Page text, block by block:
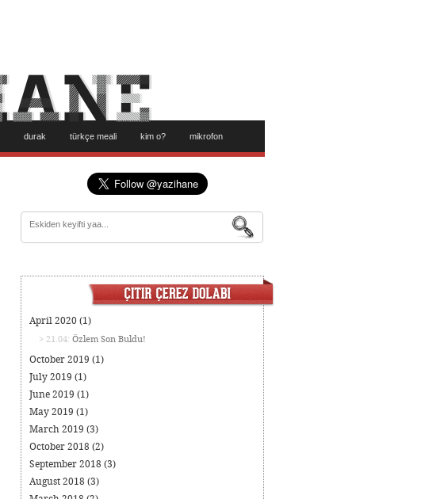
durak türkçe meali kim o? mikrofon
April 2020(1)
> 21.04: Özlem Son Buldu!
October 2019 (1)
July 2019 (1)
June 2019 (1)
May 2019 (1)
March 2019 (3)
October 2018 (2)
September 2018 (3)
August 2018 (3)